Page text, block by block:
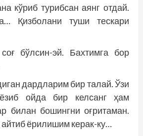
кўриб турибсан аянг отдай.
Қизболани туши тескари
бўлсин-эй. Бахтимга бор
дардларим бир талай. Ўзи
ойда бир келсанг ҳам
билан бошингни оғритаман.
ёрилишим керак-ку…